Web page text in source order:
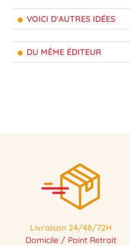
VOICI D'AUTRES IDÉES
DU MÊME ÉDITEUR
Livraison 24/48/72H
Domicile / Point Retrait